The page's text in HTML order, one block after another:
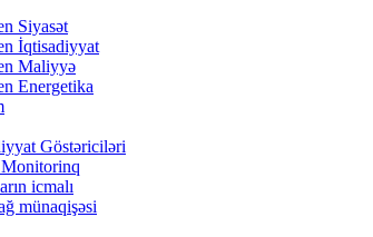
Siyasət
İqtisadiyyat
Maliyyə
Energetika
Göstəriciləri
Monitorinq
icmalı
münaqişəsi